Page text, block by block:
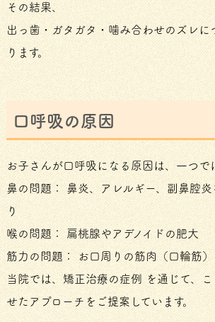
その結果、
出っ歯・ガタガタ・噛み合わせのズレに
ります。
口呼吸の原因
お子さんが口呼吸になる原因は、一つで
鼻の問題： 鼻炎、アレルギー、副鼻腔炎
り
喉の問題： 扁桃腺やアデノイドの肥大
筋力の問題： お口周りの筋肉（口輪筋
当院では、矯正治療の症例 を通じて、
せたアプローチをご提案しています。